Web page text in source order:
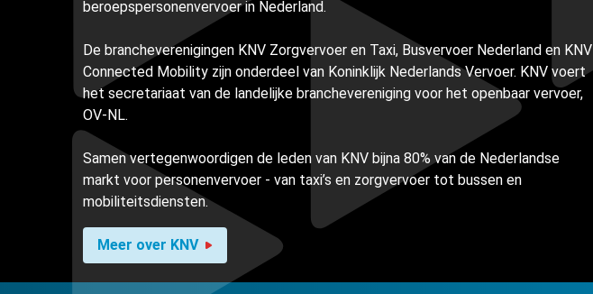
beroepspersonenvervoer in Nederland.
De brancheverenigingen KNV Zorgvervoer en Taxi, Busvervoer Nederland en KNV
Connected Mobility zijn onderdeel van Koninklijk Nederlands Vervoer. KNV voert
het secretariaat van de landelijke branchevereniging voor het openbaar vervoer,
OV-NL.
Samen vertegenwoordigen de leden van KNV bijna 80% van de Nederlandse
markt voor personenvervoer - van taxi’s en zorgvervoer tot bussen en
mobiliteitsdiensten.
Meer over KNV